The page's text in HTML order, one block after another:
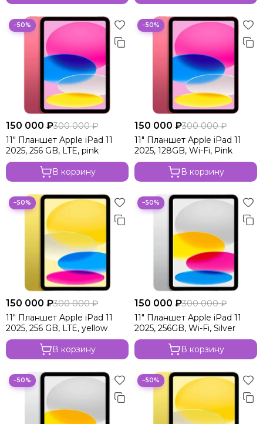
−50%
150 000 ₽300 000 ₽
11" Планшет Apple iPad 11
2025, 256 GB, LTE, pink
В корзину
−50%
150 000 ₽300 000 ₽
11" Планшет Apple iPad 11
2025, 128GB, Wi-Fi, Pink
В корзину
−50%
150 000 ₽300 000 ₽
11" Планшет Apple iPad 11
2025, 256 GB, LTE, yellow
В корзину
−50%
150 000 ₽300 000 ₽
11" Планшет Apple iPad 11
2025, 256GB, Wi-Fi, Silver
В корзину
−50% −50%